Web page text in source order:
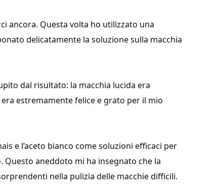
ancora. Questa volta ho utilizzato una
delicatamente la soluzione sulla macchia
dal risultato: la macchia lucida era
estremamente felice e grato per il mio
e l’aceto bianco come soluzioni efficaci per
aneddoto mi ha insegnato che la
nella pulizia delle macchie difficili.